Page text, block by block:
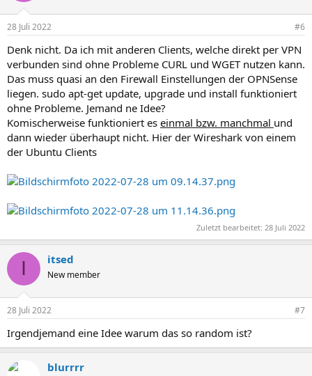
28 Juli 2022 #6
Denk nicht. Da ich mit anderen Clients, welche direkt per VPN
verbunden sind ohne Probleme CURL und WGET nutzen kann.
Das muss quasi an den Firewall Einstellungen der OPNSense
liegen. sudo apt-get update, upgrade und install funktioniert
ohne Probleme. Jemand ne Idee?
Komischerweise funktioniert es einmal bzw. manchmal und
dann wieder überhaupt nicht. Hier der Wireshark von einem
der Ubuntu Clients
Zuletzt bearbeitet: 28 Juli 2022
I itsed
New member
28 Juli 2022 #7
Irgendjemand eine Idee warum das so random ist?
blurrrr